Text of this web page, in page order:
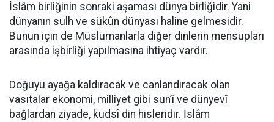
İslâm birliğinin sonraki aşaması dünya birliğidir. Yani
dünyanın sulh ve sükûn dünyası haline gelmesidir.
Bunun için de Müslümanlarla diğer dinlerin mensupları
arasında işbirliği yapılmasına ihtiyaç vardır.
Doğuyu ayağa kaldıracak ve canlandıracak olan
vasıtalar ekonomi, milliyet gibi sun’î ve dünyevî
bağlardan ziyade, kudsî din hisleridir. İslâm